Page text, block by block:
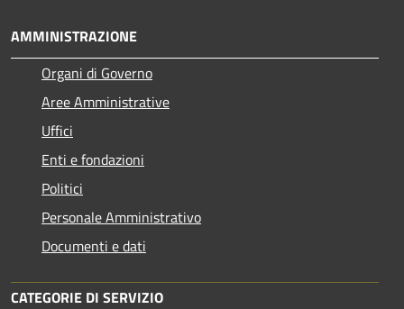
AMMINISTRAZIONE
Organi di Governo
Aree Amministrative
Uffici
Enti e fondazioni
Politici
Personale Amministrativo
Documenti e dati
CATEGORIE DI SERVIZIO